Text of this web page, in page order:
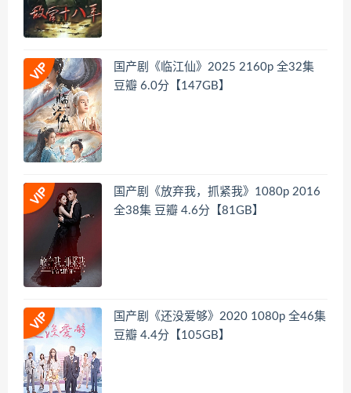
国产剧《临江仙》2025 2160p 全32集
豆瓣 6.0分【147GB】
国产剧《放弃我，抓紧我》1080p 2016
全38集 豆瓣 4.6分【81GB】
国产剧《还没爱够》2020 1080p 全46集
豆瓣 4.4分【105GB】